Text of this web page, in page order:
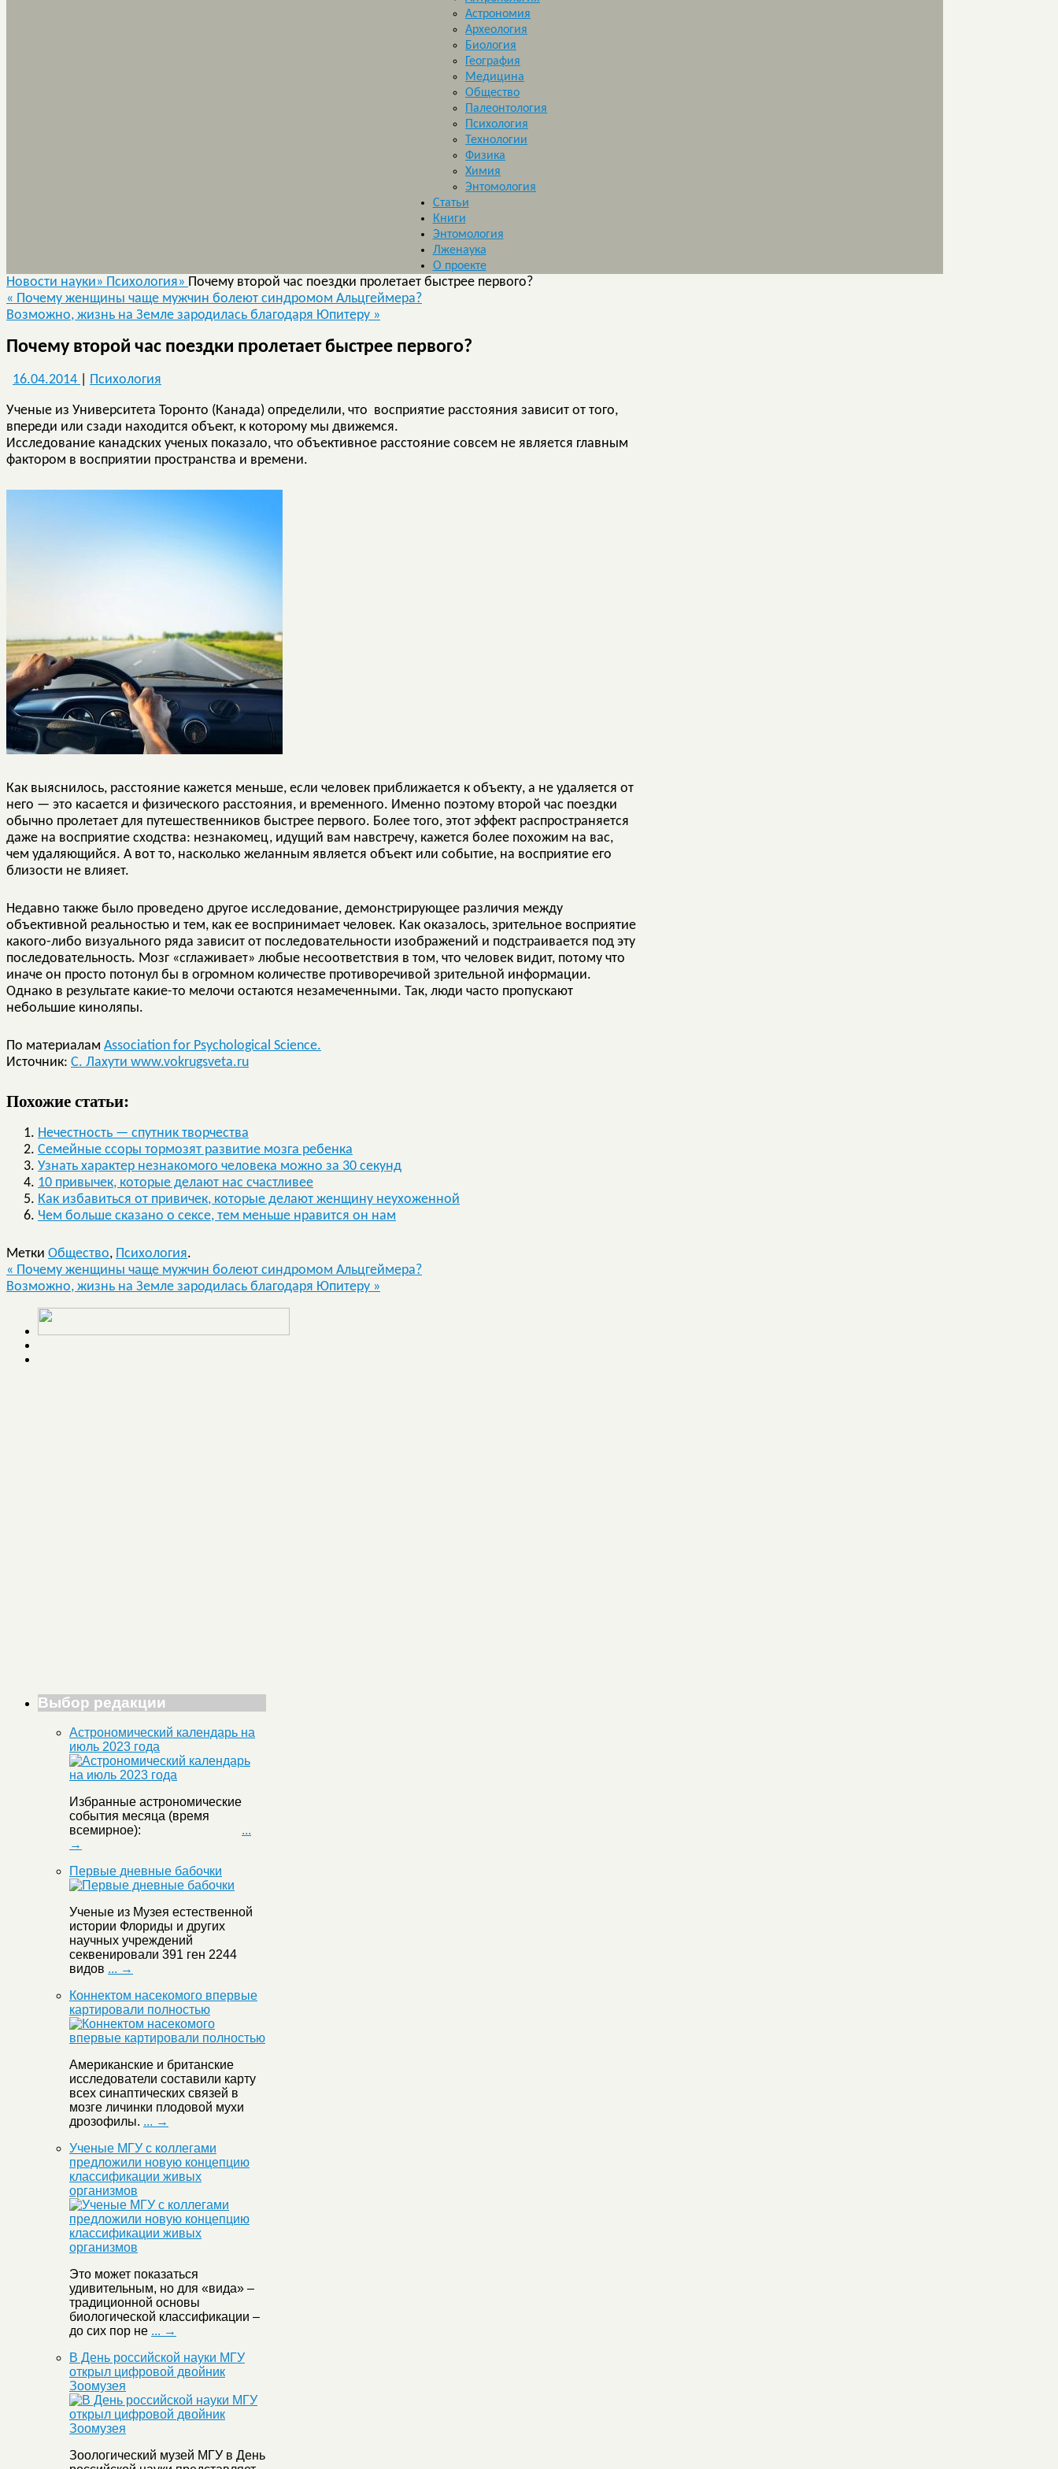
Астрономия
Археология
Биология
География
Медицина
Общество
Палеонтология
Психология
Технологии
Физика
Химия
Энтомология
Статьи
Книги
Энтомология
Лженаука
О проекте
Новости науки» Психология» Почему второй час поездки пролетает быстрее первого?
« Почему женщины чаще мужчин болеют синдромом Альцгеймера?
Возможно, жизнь на Земле зародилась благодаря Юпитеру »
Почему второй час поездки пролетает быстрее первого?
16.04.2014 Психология
Ученые из Университета Торонто (Канада) определили, что восприятие расстояния зависит от того,
впереди или сзади находится объект, к которому мы движемся.
Исследование канадских ученых показало, что объективное расстояние совсем не является главным
фактором в восприятии пространства и времени.
Как выяснилось, расстояние кажется меньше, если человек приближается к объекту, а не удаляется от
него — это касается и физического расстояния, и временного. Именно поэтому второй час поездки
обычно пролетает для путешественников быстрее первого. Более того, этот эффект распространяется
даже на восприятие сходства: незнакомец, идущий вам навстречу, кажется более похожим на вас,
чем удаляющийся. А вот то, насколько желанным является объект или событие, на восприятие его
близости не влияет.
Недавно также было проведено другое исследование, демонстрирующее различия между
объективной реальностью и тем, как ее воспринимает человек. Как оказалось, зрительное восприятие
какого-либо визуального ряда зависит от последовательности изображений и подстраивается под эту
последовательность. Мозг «сглаживает» любые несоответствия в том, что человек видит, потому что
иначе он просто потонул бы в огромном количестве противоречивой зрительной информации.
Однако в результате какие-то мелочи остаются незамеченными. Так, люди часто пропускают
небольшие киноляпы.
По материалам Association for Psychological Science.
Источник: С. Лахути www.vokrugsveta.ru
Похожие статьи:
Нечестность — спутник творчества
Семейные ссоры тормозят развитие мозга ребенка
Узнать характер незнакомого человека можно за 30 секунд
10 привычек, которые делают нас счастливее
Как избавиться от привичек, которые делают женщину неухоженной
Чем больше сказано о сексе, тем меньше нравится он нам
Метки Общество, Психология.
« Почему женщины чаще мужчин болеют синдромом Альцгеймера?
Возможно, жизнь на Земле зародилась благодаря Юпитеру »
Выбор редакции
Астрономический календарь на
июль 2023 года
Избранные астрономические
события месяца (время
всемирное): ...
→
Первые дневные бабочки
Ученые из Музея естественной
истории Флориды и других
научных учреждений
секвенировали 391 ген 2244
видов ... →
Коннектом насекомого впервые
картировали полностью
Американские и британские
исследователи составили карту
всех синаптических связей в
мозге личинки плодовой мухи
дрозофилы. ... →
Ученые МГУ с коллегами
предложили новую концепцию
классификации живых
организмов
Это может показаться
удивительным, но для «вида» –
традиционной основы
биологической классификации –
до сих пор не ... →
В День российской науки МГУ
открыл цифровой двойник
Зоомузея
Зоологический музей МГУ в День